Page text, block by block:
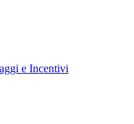
e Incentivi